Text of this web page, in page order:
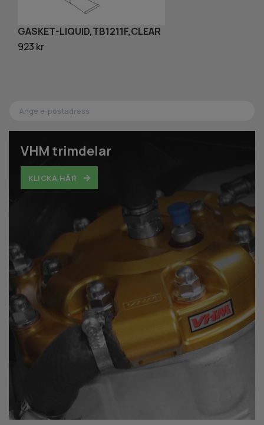
VHM trimdelar
KLICKA HÄR
GASKET-LIQUID,TB1211F,CLEAR
923 kr